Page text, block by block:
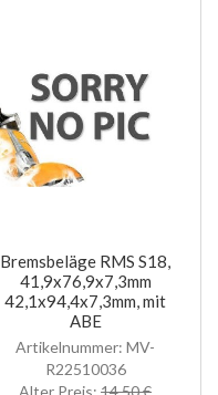
Bremsbeläge RMS S18,
41,9x76,9x7,3mm
42,1x94,4x7,3mm, mit
ABE
Artikelnummer: MV-
R22510036
Alter Preis: 14,50 €